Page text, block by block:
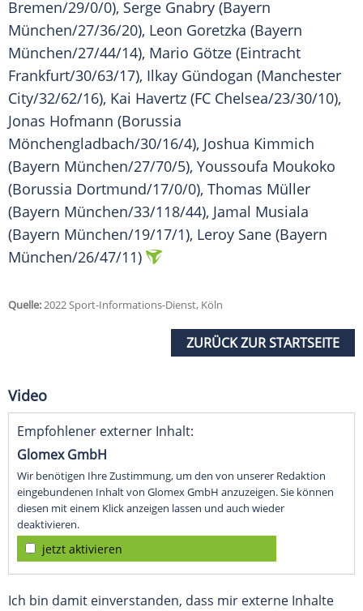
Bremen/29/0/0), Serge Gnabry (Bayern
München/27/36/20), Leon Goretzka (Bayern
München/27/44/14), Mario Götze (Eintracht
Frankfurt/30/63/17), Ilkay Gündogan (Manchester
City/32/62/16), Kai Havertz (FC Chelsea/23/30/10),
Jonas Hofmann (Borussia
Mönchengladbach/30/16/4), Joshua Kimmich
(Bayern München/27/70/5), Youssoufa Moukoko
(Borussia Dortmund/17/0/0), Thomas Müller
(Bayern München/33/118/44), Jamal Musiala
(Bayern München/19/17/1), Leroy Sane (Bayern
München/26/47/11)
Quelle:2022 Sport-Informations-Dienst, Köln
ZURÜCK ZUR STARTSEITE
Video
Empfohlener externer Inhalt:
Glomex GmbH
Wir benötigen Ihre Zustimmung, um den von unserer Redaktion
eingebundenen Inhalt von Glomex GmbH anzuzeigen. Sie können
diesen mit einem Klick anzeigen lassen und auch wieder
deaktivieren.
jetzt aktivieren
Ich bin damit einverstanden, dass mir externe Inhalte